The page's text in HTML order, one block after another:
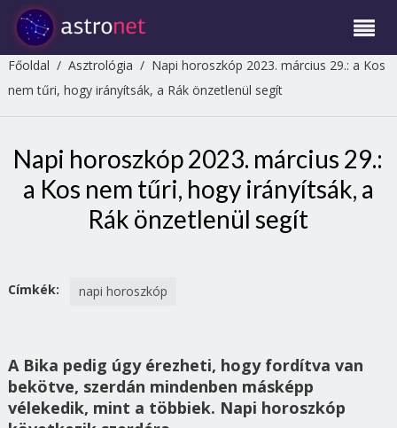
Főoldal / Asztrológia / Napi horoszkóp 2023. március 29.: a Kos
nem tűri, hogy irányítsák, a Rák önzetlenül segít
Napi horoszkóp 2023. március 29.:
a Kos nem tűri, hogy irányítsák, a
Rák önzetlenül segít
Címkék: napi horoszkóp
A Bika pedig úgy érezheti, hogy fordítva van
bekötve, szerdán mindenben másképp
vélekedik, mint a többiek. Napi horoszkóp